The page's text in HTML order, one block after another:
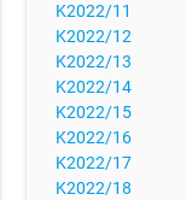
K2022/11
K2022/12
K2022/13
K2022/14
K2022/15
K2022/16
K2022/17
K2022/18